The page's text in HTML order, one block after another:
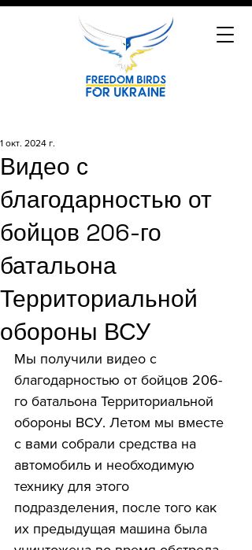
Видео с
благодарностью от
бойцов 206-го
батальона
Территориальной
обороны ВСУ
1 окт. 2024 г.
Мы получили видео с
благодарностью от бойцов 206-
го батальона Территориальной
обороны ВСУ. Летом мы вместе
с вами собрали средства на
автомобиль и необходимую
технику для этого
подразделения, после того как
их предыдущая машина была